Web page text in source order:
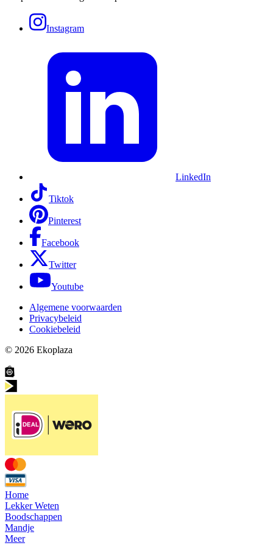
Instagram
LinkedIn
Tiktok
Pinterest
Facebook
Twitter
Youtube
Algemene voorwaarden
Privacybeleid
Cookiebeleid
© 2026 Ekoplaza
Home
Lekker Weten
Boodschappen
Mandje
Meer